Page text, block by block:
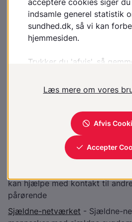
DUKH- Den Uvildige
Handicapområdet er en
Social- og Indenrigsministeriet.
at give uvildig rådgivning til
hårdknude, eller hvor borgeren
behandlet
Sjældne Diagnoser -
for små, landsdækkende
og voksne med sjældne
www.sjaeldnediagnoser.dk.
/telefonrådgivning,
kan hjælpe med kontakt til
pårørende
Sjældne-netværket - Sjældne-